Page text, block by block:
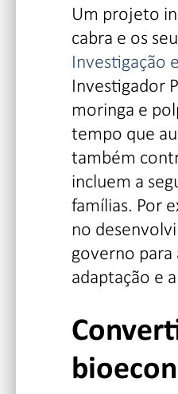
Um projeto
cabra e os
Investigação
Investigador
moringa e
tempo que
também
incluem a
famílias. Por
no
governo
adaptação e